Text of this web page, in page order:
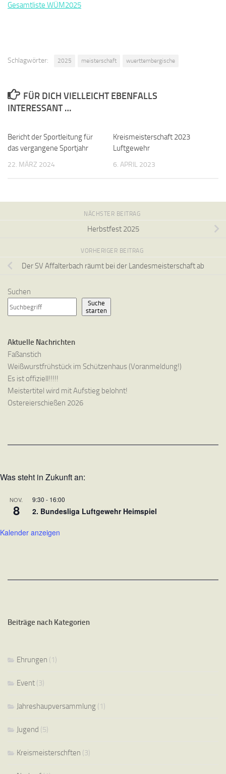
Gesamtliste WÜM2025
Schlagwörter: 2025 meisterschaft wuerttembergische
FÜR DICH VIELLEICHT EBENFALLS
INTERESSANT …
Bericht der Sportleitung für
das vergangene Sportjahr
22. MÄRZ 2024
Kreismeisterschaft 2023
Luftgewehr
6. APRIL 2023
NÄCHSTER BEITRAG
Herbstfest 2025
VORHERIGER BEITRAG
Der SV Affalterbach räumt bei der Landesmeisterschaft ab
Suchen
Suche
starten
Aktuelle Nachrichten
Faßanstich
Weißwurstfrühstück im Schützenhaus (Voranmeldung!)
Es ist offiziell!!!!!
Meistertitel wird mit Aufstieg belohnt!
Ostereierschießen 2026
Was steht in Zukunft an:
NOV.
8
9:30 - 16:00
2. Bundesliga Luftgewehr Heimspiel
Kalender anzeigen
Beiträge nach Kategorien
Ehrungen (1)
Event (3)
Jahreshaupversammlung (1)
Jugend (5)
Kreismeisterschften (3)